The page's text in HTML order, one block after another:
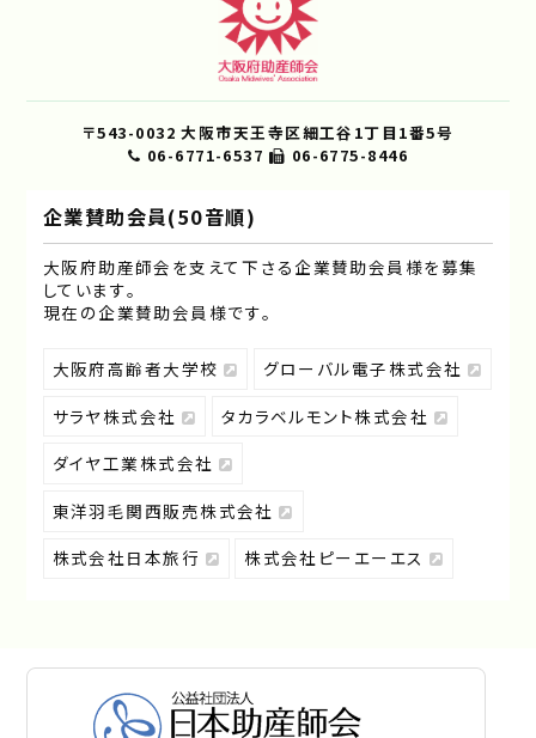
〒543-0032 大阪市天王寺区細工谷1丁目1番5号
06-6771-6537
06-6775-8446
企業賛助会員(50音順)
大阪府助産師会を支えて下さる企業賛助会員様を募集
しています｡
現在の企業賛助会員様です｡
大阪府高齢者大学校
グローバル電子株式会社
サラヤ株式会社
タカラベルモント株式会社
ダイヤ工業株式会社
東洋羽毛関西販売株式会社
株式会社日本旅行
株式会社ピーエーエス